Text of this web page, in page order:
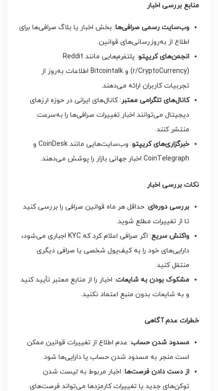
منابع بررسی اخبار
وب‌سایت رسمی صرافی‌ها: بخش اخبار یا بلاگ صرافی‌ها برای
اطلاع از به‌روزرسانی‌های قوانین.
انجمن‌های کریپتو
: پلتفرم‌هایی مانند Reddit
(r/CryptoCurrency) و Bitcointalk اطلاعات به‌روز از
تجربیات کاربران ارائه می‌دهند.
کانال‌های تلگرامی معتبر: کانال‌های ایرانی در حوزه ارزهای
دیجیتال می‌توانند اخبار تغییرات صرافی‌ها را به‌سرعت
منتشر کنند.
خبرگزاری‌های کریپتو
: وب‌سایت‌هایی مانند CoinDesk و
CoinTelegraph اخبار جهانی بازار را پوشش می‌دهند.
نکات بررسی اخبار
بررسی دوره‌ای: حداقل هر ماه قوانین صرافی را بررسی کنید
تا از تغییرات مطلع شوید.
واکنش سریع
: اگر صرافی اعلام کرد که KYC اجباری می‌شود،
دارایی‌های خود را به کیف‌پول شخصی یا صرافی دیگری
منتقل کنید.
مشکوک بودن به شایعات: اخبار را از منابع معتبر تأیید کنید
و به شایعات بدون منبع اعتماد نکنید.
خطرات عدم آگاهی
مسدود شدن حساب: عدم اطلاع از تغییرات قوانین ممکن
است منجر به مسدود شدن حساب یا دارایی‌ها شود.
از دست دادن فرصت‌ها: اخبار مربوط به لیست شدن
توکن‌های جدید یا تغییرات کارمزدها می‌تواند فرصت‌های